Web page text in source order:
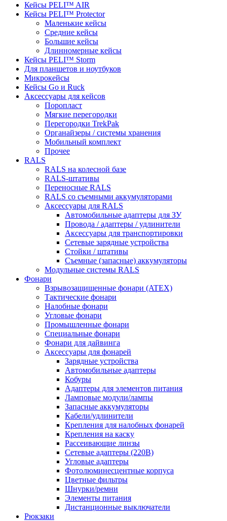
Кейсы PELI™ AIR
Кейсы PELI™ Protector
Маленькие кейсы
Средние кейсы
Большие кейсы
Длинномерные кейсы
Кейсы PELI™ Storm
Для планшетов и ноутбуков
Микрокейсы
Кейсы Go и Ruck
Аксессуары для кейсов
Поропласт
Мягкие перегородки
Перегородки TrekPak
Органайзеры / системы хранения
Мобильный комплект
Прочее
RALS
RALS на колесной базе
RALS-штативы
Переносные RALS
RALS со съемными аккумуляторами
Аксессуары для RALS
Автомобильные адаптеры для ЗУ
Провода / адаптеры / удлинители
Аксессуары для транспортировки
Сетевые зарядные устройства
Стойки / штативы
Съемные (запасные) аккумуляторы
Модульные системы RALS
Фонари
Взрывозащищенные фонари (ATEX)
Тактические фонари
Налобные фонари
Угловые фонари
Промышленные фонари
Специальные фонари
Фонари для дайвинга
Аксессуары для фонарей
Зарядные устройства
Автомобильные адаптеры
Кобуры
Адаптеры для элементов питания
Ламповые модули/лампы
Запасные аккумуляторы
Кабели/удлинители
Крепления для налобных фонарей
Крепления на каску
Рассеивающие линзы
Сетевые адаптеры (220В)
Угловые адаптеры
Фотолюминесцентные корпуса
Цветные фильтры
Шнурки/ремни
Элементы питания
Дистанционные выключатели
Рюкзаки